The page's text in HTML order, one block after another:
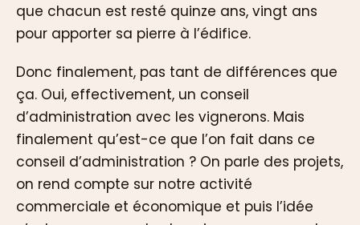
que chacun est resté quinze ans, vingt ans
pour apporter sa pierre à l’édifice.
Donc finalement, pas tant de différences que
ça. Oui, effectivement, un conseil
d’administration avec les vignerons. Mais
finalement qu’est-ce que l’on fait dans ce
conseil d’administration ? On parle des projets,
on rend compte sur notre activité
commerciale et économique et puis l’idée